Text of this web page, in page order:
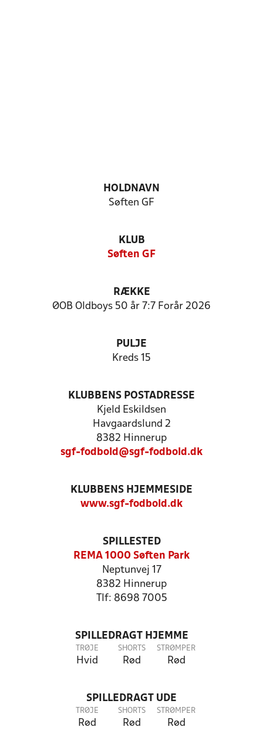
HOLDNAVN
Søften GF
KLUB
Søften GF
RÆKKE
ØOB Oldboys 50 år 7:7 Forår 2026
PULJE
Kreds 15
KLUBBENS POSTADRESSE
Kjeld Eskildsen
Havgaardslund 2
8382 Hinnerup
sgf-fodbold@sgf-fodbold.dk
KLUBBENS HJEMMESIDE
www.sgf-fodbold.dk
SPILLESTED
REMA 1000 Søften Park
Neptunvej 17
8382 Hinnerup
Tlf: 8698 7005
SPILLEDRAGT HJEMME
TRØJE
Hvid
SHORTS
Rød
STRØMPER
Rød
SPILLEDRAGT UDE
TRØJE
Rød
SHORTS
Rød
STRØMPER
Rød